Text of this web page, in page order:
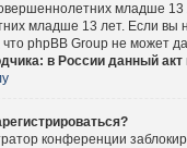
младше 13
младше 13 лет. Если вы
phpBB Group не может
в России данный
конференции